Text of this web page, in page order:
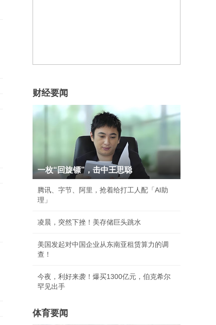
财经要闻
一枚“回旋镖”，击中王思聪
腾讯、字节、阿里，抢着给打工人配「AI助
理」
凌晨，突然下挫！美存储巨头跳水
美国发起对中国企业从东南亚租赁算力的调
查！
今夜，利好来袭！爆买1300亿元，伯克希尔
罕见出手
体育要闻